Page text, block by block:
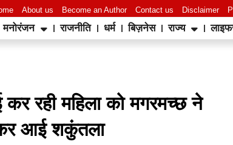
About us Become an Author Contact us Disclaimer
मनोरंजन राजनीति धर्म बिज़नेस राज्य
रही महिला को मगरमच्छ ने
आई शकुंतला